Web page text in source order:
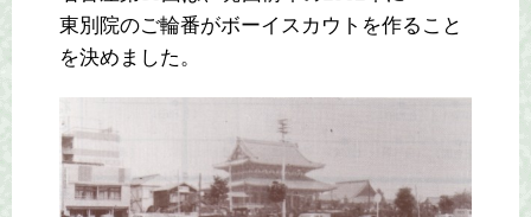
東別院のご輪番がボーイスカウトを作ること
を決めました。